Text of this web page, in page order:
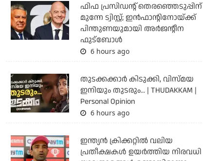
ഫിഫ പ്രസിഡന്റ് തെരഞ്ഞെടുപ്പിന്
മുന്നേ ട്വിസ്റ്റ്; ഇന്‍ഫാന്റിനോയ്ക്ക്
പിന്തുണയുമായി അര്‍ജന്റീന
ഫുട്‌ബോള്‍
6 hours ago
തുടക്കക്കാര്‍ കിടുക്കി, വിസ്മയ
ഇനിയും തുടരും... | THUDAKKAM |
Personal Opinion
6 hours ago
ഇന്ത്യന്‍ ക്രിക്കറ്റില്‍ വലിയ
പ്രതീക്ഷകള്‍ ഉയര്‍ത്തിയ നിരവധി